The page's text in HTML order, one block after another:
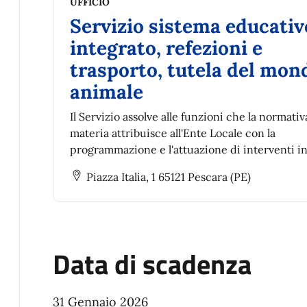
Servizio sistema
integrato, refezioni e
trasporto, tutela del
animale
Il Servizio assolve alle funzioni che la
materia attribuisce all'Ente Locale con la
programmazione e l'attuazione di interventi in
Piazza Italia, 1 65121 Pescara (PE)
Data di scadenza
31 Gennaio 2026